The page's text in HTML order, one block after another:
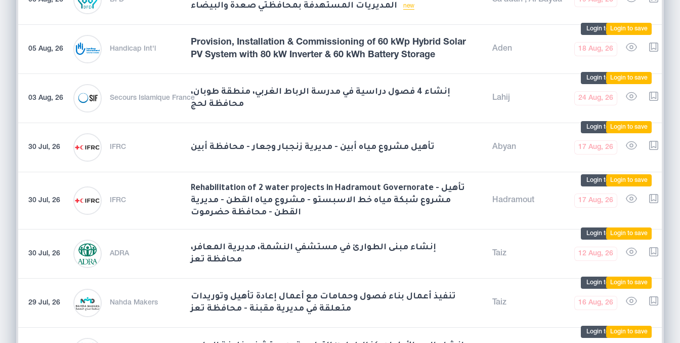
new
05 Aug, 26 Handicap Int'l
Provision, Installation & Commissioning of 60 kWp Hybrid Solar
PV System with 80 kW Inverter & 60 kWh Battery Storage
Aden 18 Aug, 26
Login to markLogin to save
03 Aug, 26 Secours Islamique France
إنشاء 4 فصول دراسية في مدرسة الرباط الغربي، منطقة طوبان،
محافظة لحج
Lahij 24 Aug, 26
Login to markLogin to save
30 Jul, 26 IFRC تأهيل مشروع مياه أبين - مديرية زنجبار وجعار - محافظة أبين Abyan 17 Aug, 26
Login to markLogin to save
30 Jul, 26 IFRC
Rehabilitation of 2 water projects in Hadramout Governorate - تأهيل
مشروع شبكة مياه خط الاسبستو - مشروع مياه القطن - مديرية
القطن - محافظة حضرموت
Hadramout 17 Aug, 26
Login to markLogin to save
30 Jul, 26 ADRA
إنشاء مبنى الطوارئ في مستشفي النشمة، مديرية المعافر،
محافظة تعز
Taiz 12 Aug, 26
Login to markLogin to save
29 Jul, 26 Nahda Makers
تنفيذ أعمال بناء فصول وحمامات مع أعمال إعادة تأهيل وتوريدات
متعلقة في مديرية مقبنة - محافظة تعز
Taiz 16 Aug, 26
Login to markLogin to save
Login to markLogin to save